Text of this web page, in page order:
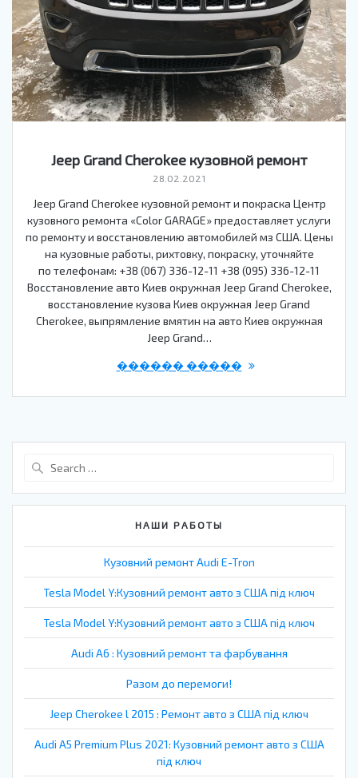
Jeep Grand Cherokee кузовной ремонт
28.02.2021
Jeep Grand Cherokee кузовной ремонт и покраска Центр
кузовного ремонта «Color GARAGE» предоставляет услуги
по ремонту и восстановлению автомобилей мз США. Цены
на кузовные работы, рихтовку, покраску, уточняйте
по телефонам: +38 (067) 336-12-11 +38 (095) 336-12-11
Восстановление авто Киев окружная Jeep Grand Cherokee,
восстановление кузова Киев окружная Jeep Grand
Cherokee, выпрямление вмятин на авто Киев окружная
Jeep Grand…
������ �����
НАШИ РАБОТЫ
Кузовний ремонт Audi E-Tron
Tesla Model Y:Кузовний ремонт авто з США під ключ
Tesla Model Y:Кузовний ремонт авто з США під ключ
Audi A6 : Кузовний ремонт та фарбування
Разом до перемоги!
Jeep Cherokee l 2015 : Ремонт авто з США під ключ
Audi A5 Premium Plus 2021: Кузовний ремонт авто з США
під ключ